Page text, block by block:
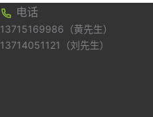
电话
13715169986（黄先生）
13714051121（刘先生）